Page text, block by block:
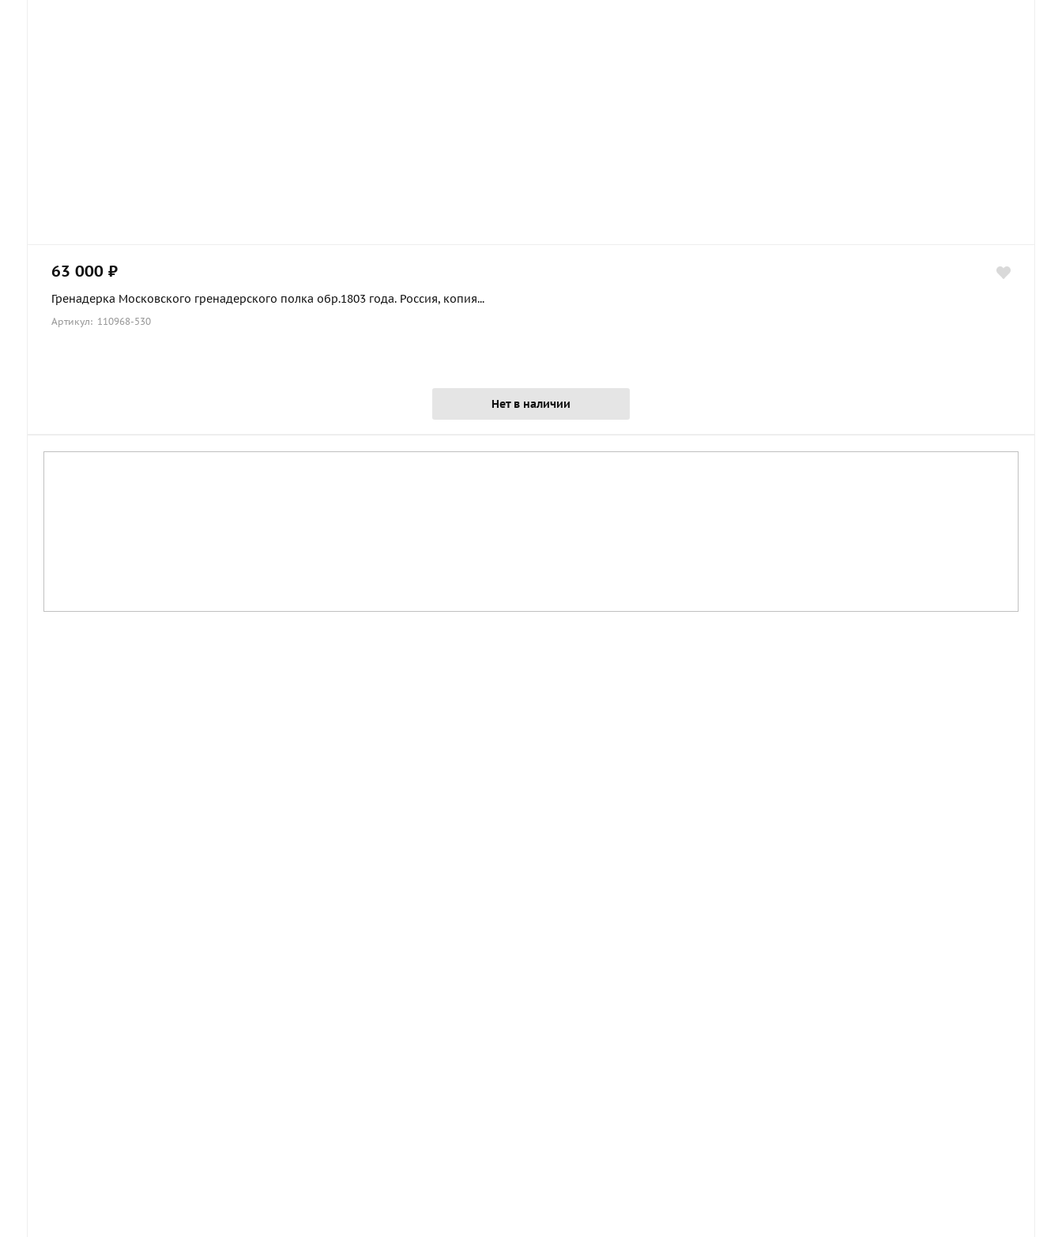
63 000 ₽
Гренадерка Московского гренадерского полка обр.1803 года. Россия, копия...
Артикул: 110968-530
Нет в наличии